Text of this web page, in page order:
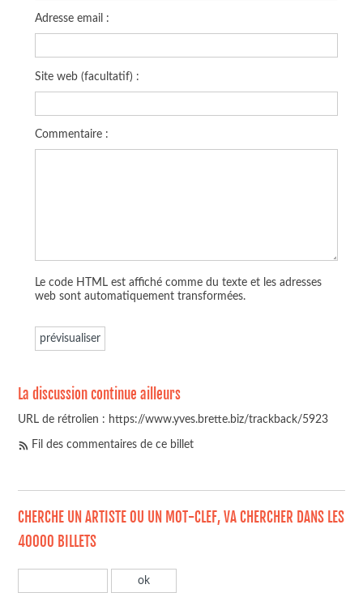
Adresse email :
Site web (facultatif) :
Commentaire :
Le code HTML est affiché comme du texte et les adresses
web sont automatiquement transformées.
La discussion continue ailleurs
URL de rétrolien : https://www.yves.brette.biz/trackback/5923
Fil des commentaires de ce billet
CHERCHE UN ARTISTE OU UN MOT-CLEF, VA CHERCHER DANS LES
40000 BILLETS